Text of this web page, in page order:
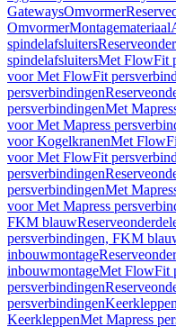
GatewaysOmvormer
OmvormerMontagemateriaal
spindelafsluiters
spindelafsluitersMet FlowFit
voor Met FlowFit
persverbindingen
persverbindingenMet
voor Met Mapress
voor KogelkranenMet
voor Met FlowFit
persverbindingen
persverbindingenMet
voor Met Mapress
FKM blauw
persverbindingen, FKM
inbouwmontage
inbouwmontageMet FlowFit
persverbindingen
persverbindingenKeerkleppen
KeerkleppenMet Mapress